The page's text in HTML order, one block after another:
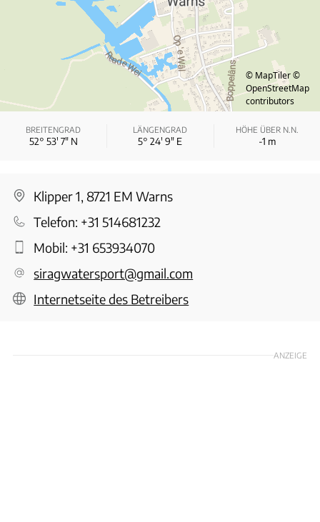
© MapTiler ©
OpenStreetMap
contributors
BREITENGRAD
52° 53′ 7″ N
LÄNGENGRAD
5° 24′ 9″ E
HÖHE ÜBER N.N.
-1 m
Klipper 1, 8721 EM Warns
Telefon: +31 514681232
Mobil: +31 653934070
siragwatersport@gmail.com
Internetseite des Betreibers
ANZEIGE